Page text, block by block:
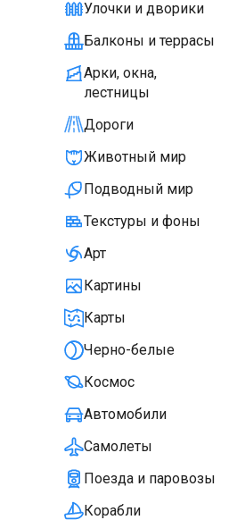
Улочки и дворики
Балконы и террасы
Арки, окна,
лестницы
Дороги
Животный мир
Подводный мир
Текстуры и фоны
Арт
Картины
Карты
Черно-белые
Космос
Автомобили
Самолеты
Поезда и паровозы
Корабли